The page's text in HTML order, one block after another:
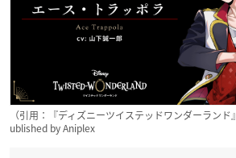
（引用：『ディズニーツイステッドワンダーランド』
ublished by Aniplex